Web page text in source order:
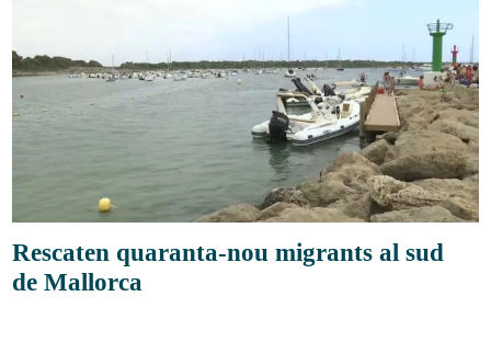
Rescaten quaranta-nou migrants al sud
de Mallorca